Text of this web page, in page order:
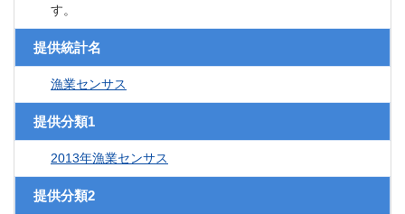
す。
提供統計名
漁業センサス
提供分類1
2013年漁業センサス
提供分類2